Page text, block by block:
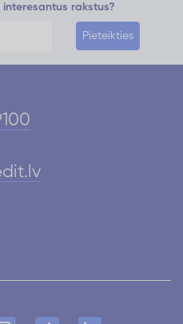
rakstus?
Pieteikties